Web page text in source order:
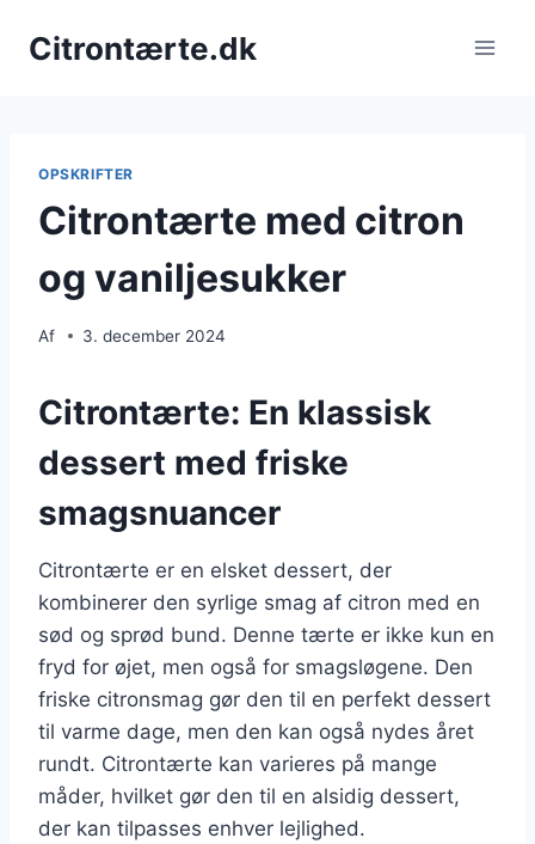
Citrontærte.dk
OPSKRIFTER
Citrontærte med citron
og vaniljesukker
Af 3. december 2024
Citrontærte: En klassisk
dessert med friske
smagsnuancer
Citrontærte er en elsket dessert, der
kombinerer den syrlige smag af citron med en
sød og sprød bund. Denne tærte er ikke kun en
fryd for øjet, men også for smagsløgene. Den
friske citronsmag gør den til en perfekt dessert
til varme dage, men den kan også nydes året
rundt. Citrontærte kan varieres på mange
måder, hvilket gør den til en alsidig dessert,
der kan tilpasses enhver lejlighed.